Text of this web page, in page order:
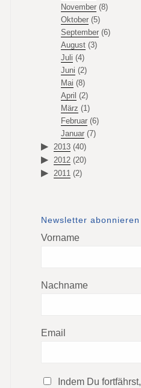
November(8)
Oktober(5)
September(6)
August(3)
Juli (4)
Juni (2)
Mai (8)
April (2)
März (1)
Februar(6)
Januar(7)
2013 (40)
2012 (20)
2011 (2)
Newsletter abonnieren
Vorname
Nachname
Email
Indem Du fortfährst,